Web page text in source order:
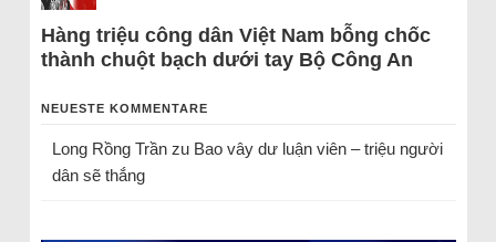
Hàng triệu công dân Việt Nam bỗng chốc
thành chuột bạch dưới tay Bộ Công An
NEUESTE KOMMENTARE
Long Rồng Trầnzu Bao vây dư luận viên – triệu người
dân sẽ thắng